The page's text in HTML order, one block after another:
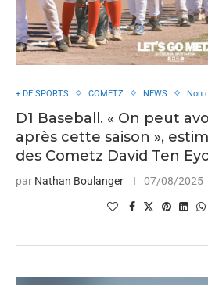
+ DE SPORTS COMETZ NEWS Non
D1 Baseball. « On peut
après cette saison »,
des Cometz David Ten
par Nathan Boulanger 07/08/2025